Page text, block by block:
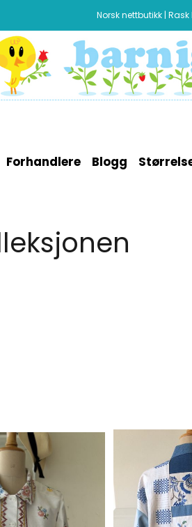
Norsk nettbutikk |
Forhandlere Blogg